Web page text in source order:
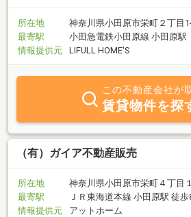
所在地
神奈川県小田原市栄町２丁
最寄駅
小田急電鉄小田原線 小田原駅
情報提供元
LIFULL HOME'S
この不動産会社が
賃貸物件を探
（有）ガイア不動産販売
所在地
神奈川県小田原市栄町４丁目
最寄駅
ＪＲ東海道本線 小田原駅 徒歩
情報提供元
アットホーム